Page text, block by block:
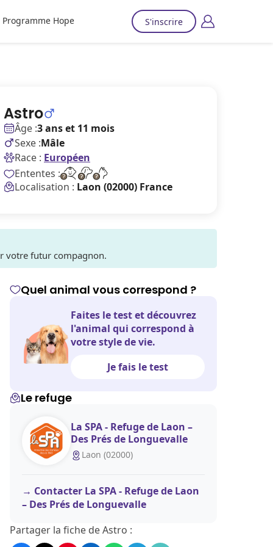
Programme Hope S'inscrire
Astro
Âge :3 ans et 11 mois
Sexe :Mâle
Race : Européen
Ententes :
Localisation : Laon (02000) France
votre futur compagnon.
Quel animal vous correspond ?
Faites le test et découvrez
l'animal qui correspond à
votre style de vie.
Je fais le test
Le refuge
La SPA - Refuge de Laon –
Des Prés de Longuevalle
Laon (02000)
Contacter La SPA - Refuge de Laon
– Des Prés de Longuevalle
Partager la fiche de Astro :